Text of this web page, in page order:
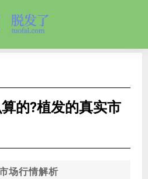
的?植发的真实市
场行情解析